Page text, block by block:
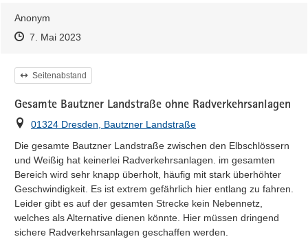
Anonym
Zeitpunkt des Erstellens
Zeitpunkt des Erstellens
7. Mai 2023Zur Äußerung
Kategorie
Seitenabstand
Gesamte Bautzner Landstraße ohne Radverkehrsanlagen
Ort
01324 Dresden, Bautzner Landstraße
Die gesamte Bautzner Landstraße zwischen den Elbschlössern
und Weißig hat keinerlei Radverkehrsanlagen. im gesamten
Bereich wird sehr knapp überholt, häufig mit stark überhöhter
Geschwindigkeit. Es ist extrem gefährlich hier entlang zu fahren.
Leider gibt es auf der gesamten Strecke kein Nebennetz,
welches als Alternative dienen könnte. Hier müssen dringend
sichere Radverkehrsanlagen geschaffen werden.